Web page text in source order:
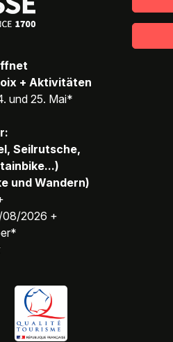
+ Aktivitäten
und 25. Mai*
Seilrutsche,
und Wandern)
08/2026 +